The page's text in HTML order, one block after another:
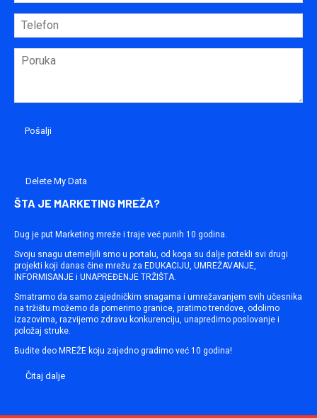
Delete My Data
ŠTA JE MARKETING MREŽA?
Dug je put Marketing mreže i traje već punih 10 godina.
Svoju snagu utemeljili smo u portalu, od koga su dalje potekli svi drugi
projekti koji danas čine mrežu za EDUKACIJU, UMREŽAVANJE,
INFORMISANJE i UNAPREĐENJE TRŽIŠTA.
Smatramo da samo zajedničkim snagama i umrežavanjem svih učesnika
na tržištu možemo da pomerimo granice, pratimo trendove, odolimo
izazovima, razvijemo zdravu konkurenciju, unapredimo poslovanje i
položaj struke.
Budite deo MREŽE koju zajedno gradimo već 10 godina!
Čitaj dalje